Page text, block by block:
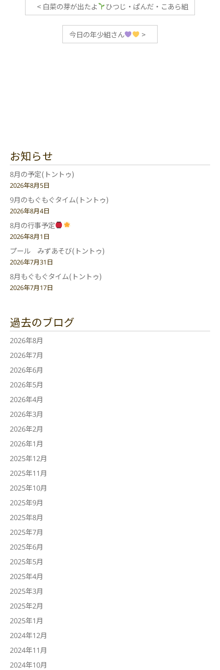
< 白菜の芽が出たよ ひつじ・ぱんだ・こあら組
今日の年少組さん >
お知らせ
8月の予定(トントゥ)
2026年8月5日
9月のもぐもぐタイム(トントゥ)
2026年8月4日
8月の行事予定
2026年8月1日
プール みずあそび(トントゥ)
2026年7月31日
8月もぐもぐタイム(トントゥ)
2026年7月17日
過去のブログ
2026年8月
2026年7月
2026年6月
2026年5月
2026年4月
2026年3月
2026年2月
2026年1月
2025年12月
2025年11月
2025年10月
2025年9月
2025年8月
2025年7月
2025年6月
2025年5月
2025年4月
2025年3月
2025年2月
2025年1月
2024年12月
2024年11月
2024年10月